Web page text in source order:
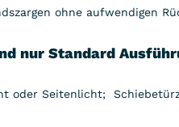
ohne aufwendigen
nur Standard
oder Seitenlicht;